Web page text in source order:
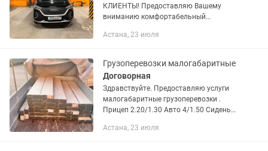
КЛИЕНТЫ! Предоставляю Вашему
вниманию комфортабельный
следующие виды услуг: - ТРАНСФЕР/
пригороды, межгород)...
Астана, 23 июля
Грузоперевозки малогабаритные
Договорная
Здравствуйте. Предоставляю услуги
малогабаритные грузоперевозки .
Прицеп 2.20/1.30 Авто 4/1.50 Сиденья
точку кз . Переезд Посылки Двери
Астана, 23 июля